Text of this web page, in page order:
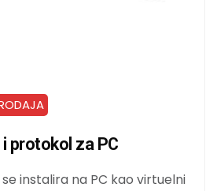
protokol za PC
instalira na PC kao virtuelni